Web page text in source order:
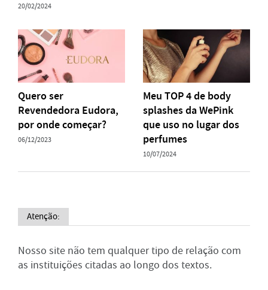
20/02/2024
Quero ser
Revendedora Eudora,
por onde começar?
06/12/2023
Meu TOP 4 de body
splashes da WePink
que uso no lugar dos
perfumes
10/07/2024
Atenção:
Nosso site não tem qualquer tipo de relação com
as instituições citadas ao longo dos textos.